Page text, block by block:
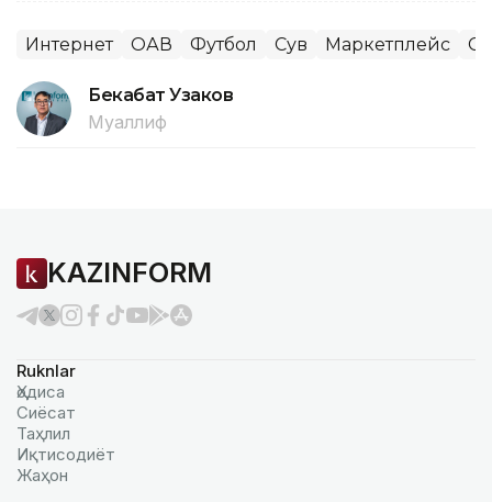
Интернет ОАВ Футбол Сув Маркетплейс
Бекабат Узаков
Муаллиф
KAZINFORM
Ruknlar
Ҳодиса
Сиёсат
Таҳлил
Иқтисодиёт
Жаҳон